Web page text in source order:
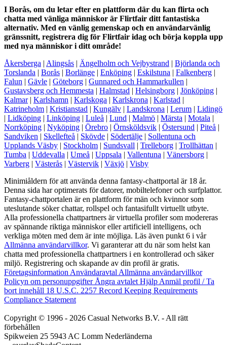
I Borås, om du letar efter en plattform där du kan flirta och
chatta med vänliga människor är Flirtfair ditt fantastiska
alternativ. Med en vänlig gemenskap och en användarvänlig
gränssnitt, registrera dig för Flirtfair idag och börja koppla upp
med nya människor i ditt område!
Åkersberga | Alingsås | Ängelholm och Vejbystrand | Björlanda och
Torslanda | Borås | Borlänge | Enköping | Eskilstuna | Falkenberg |
Falun | Gävle | Göteborg | Gunnared och Hammarkullen |
Gustavsberg och Hemmesta | Halmstad | Helsingborg | Jönköping |
Kalmar| Karlshamn | Karlskoga | Karlskrona | Karlstad |
Katrineholm | Kristianstad | Kungälv | Landskrona | Lerum | Lidingö
| Lidköping | Linköping | Luleå | Lund | Malmö | Märsta | Motala |
Norrköping | Nyköping | Örebro | Örnsköldsvik | Östersund | Piteå |
Sandviken | Skellefteå | Skövde | Södertälje | Sollentuna och
Upplands Väsby | Stockholm | Sundsvall | Trelleborg | Trollhättan |
Tumba | Uddevalla | Umeå | Uppsala | Vallentuna | Vänersborg |
Varberg | Västerås | Västervik | Växjö | Visby
Minimiåldern för att använda denna fantasy-chattportal är 18 år.
Denna sida har optimerats för datorer, mobiltelefoner och surfplattor.
Fantasy-chattportalen är en plattform för män och kvinnor som
uteslutande söker chattar, rollspel och fantasifullt virtuellt utbyte.
Alla professionella chattpartners är virtuella profiler som modereras
av spännande riktiga människor eller artificiell intelligens, och
verkliga möten med dem är inte möjliga. Läs även punkt 6 i vår
Allmänna användarvillkor. Vi garanterar att du när som helst kan
chatta med professionella chattpartners i en kontrollerad och säker
miljö. Registrering och skapande av din profil är gratis.
Företagsinformation Användaravtal Allmänna användarvillkor
Policyn om personuppgifter Ångra avtalet Hjälp Anmäl profil / Ta
bort innehåll 18 U.S.C. 2257 Record Keeping Requirements
Compliance Statement
Copyright © 1996 - 2026 Casual Networks B.V. - All rätt
förbehållen
Spikweien 25 5943 AC Lomm Nederländerna